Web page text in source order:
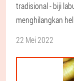
tradisional - biji
menghilangkan
22 Mei 2022